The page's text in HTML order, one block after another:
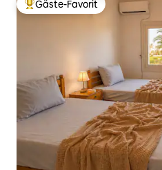
Beliebter Gäste-Favorit.
Gäste-Favorit